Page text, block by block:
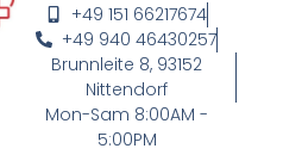
+49 151 66217674
+49 940 46430257
Brunnleite 8, 93152
Nittendorf
Mon-Sam 8:00AM -
5:00PM